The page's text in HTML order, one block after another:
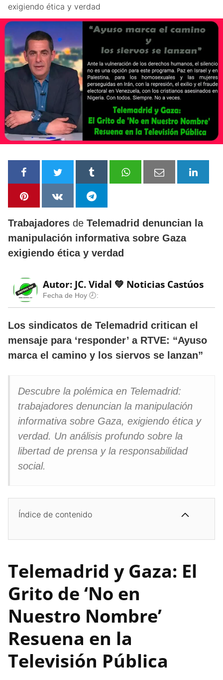
exigiendo ética y verdad
Trabajadores de Telemadrid denuncian la
manipulación informativa sobre Gaza
exigiendo ética y verdad
Autor: JC. Vidal 💚 Noticias Castúos
Fecha de Hoy 🕗:
Los sindicatos de Telemadrid critican el
mensaje para ‘responder’ a RTVE: “Ayuso
marca el camino y los siervos se lanzan”
Descubre la polémica en Telemadrid:
trabajadores denuncian la manipulación
informativa sobre Gaza, exigiendo ética y
verdad. Un análisis profundo sobre la
libertad de prensa y la responsabilidad
social.
Índice de contenido
Telemadrid y Gaza: El
Grito de ‘No en
Nuestro Nombre’
Resuena en la
Televisión Pública